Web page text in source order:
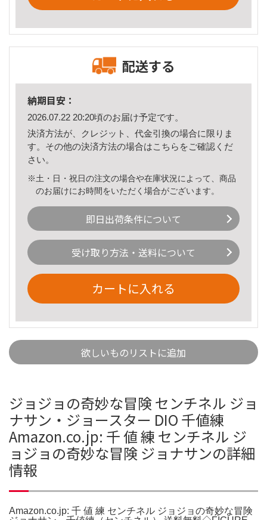
配送する
納期目安：
2026.07.22 20:20頃のお届け予定です。
決済方法が、クレジット、代金引換の場合に限りま
す。その他の決済方法の場合はこちら をご確認くだ
さい。
※土・日・祝日の注文の場合や在庫状況によって、商品
のお届けにお時間をいただく場合がございます。
即日出荷条件について
受け取り方法・送料について
カートに入れる
欲しいものリストに追加
ジョジョの奇妙な冒険 センチネル ジョ
ナサン・ジョースター DIO 千値練
Amazon.co.jp: 千 値 練 センチネル ジ
ョジョの奇妙な冒険 ジョナサンの詳細
情報
Amazon.co.jp: 千 値 練 センチネル ジョジョの奇妙な冒険